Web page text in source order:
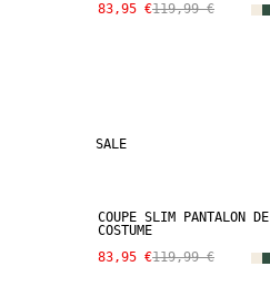
83,95 €119,99 €
SALE
COUPE SLIM PANTALON DE
COSTUME
83,95 €119,99 €